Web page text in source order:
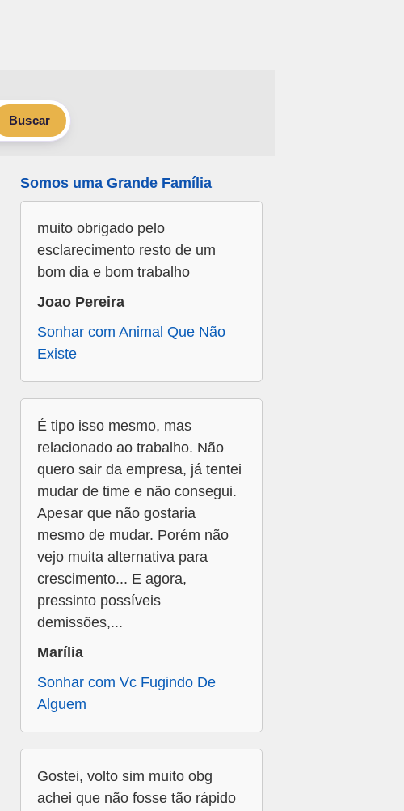
Buscar
Somos uma Grande Família
muito obrigado pelo
esclarecimento resto de um
bom dia e bom trabalho
Joao Pereira
Sonhar com Animal Que Não
Existe
É tipo isso mesmo, mas
relacionado ao trabalho. Não
quero sair da empresa, já tentei
mudar de time e não consegui.
Apesar que não gostaria
mesmo de mudar. Porém não
vejo muita alternativa para
crescimento... E agora,
pressinto possíveis
demissões,...
Marília
Sonhar com Vc Fugindo De
Alguem
Gostei, volto sim muito obg
achei que não fosse tão rápido